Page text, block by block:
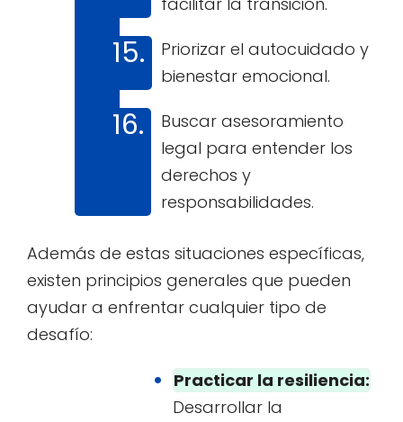
Priorizar el autocuidado y
bienestar emocional.
Buscar asesoramiento
legal para entender los
derechos y
responsabilidades.
Además de estas situaciones específicas,
existen principios generales que pueden
ayudar a enfrentar cualquier tipo de
desafío:
Practicar la resiliencia:
Desarrollar la